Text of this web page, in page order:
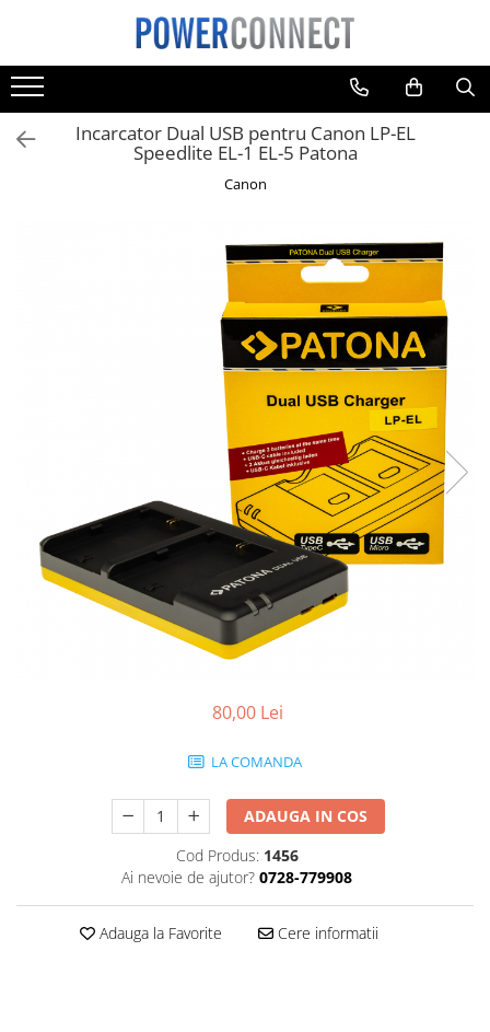
Toate Produsele
Sisteme filtrare apa
Sisteme filtrare apa
Laptop
POS/Scanere coduri de bare
Scule electrice
Produse de bucatarie kjøk
Incarcator Dual USB pentru Canon LP-EL
Speedlite EL-1 EL-5 Patona
Canon
80,00 Lei
LA COMANDA
ADAUGA IN COS
Cod Produs: 1456
Ai nevoie de ajutor? 0728-779908
Adauga la Favorite Cere informatii